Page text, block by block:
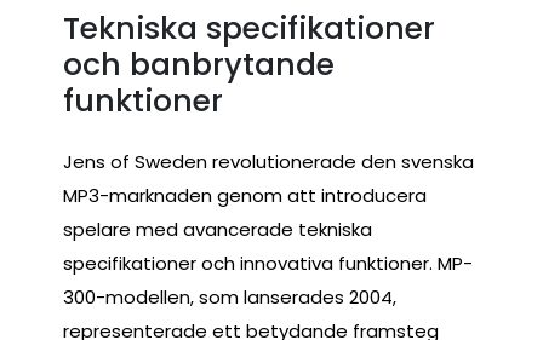
Tekniska specifikationer
och banbrytande
funktioner
Jens of Sweden revolutionerade den svenska
MP3-marknaden genom att introducera
spelare med avancerade tekniska
specifikationer och innovativa funktioner. MP-
300-modellen, som lanserades 2004,
representerade ett betydande framsteg